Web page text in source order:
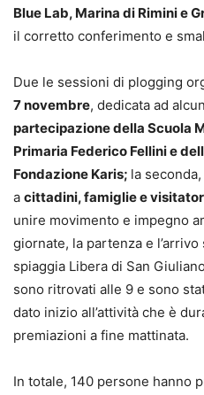
Blue Lab, Marina di Rimini e
il corretto conferimento e
Due le sessioni di plogging
7 novembre, dedicata ad
partecipazione della Scuola
Primaria Federico Fellini e
Fondazione Karis; la seconda,
a cittadini, famiglie e
unire movimento e impegno
giornate, la partenza e
spiaggia Libera di San
sono ritrovati alle 9 e sono
dato inizio all’attività che è
premiazioni a fine mattinata.
In totale, 140 persone hanno